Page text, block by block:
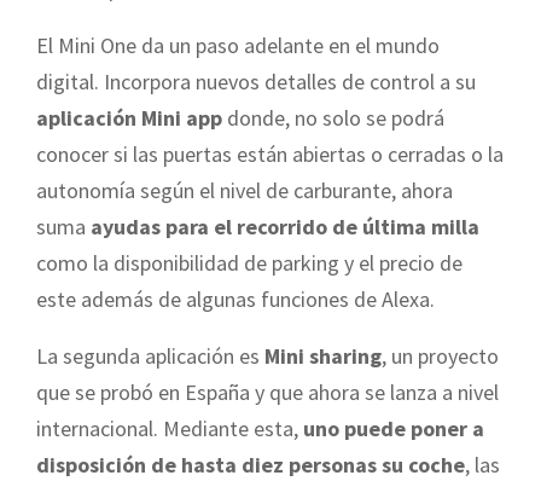
El Mini One da un paso adelante en el mundo
digital. Incorpora nuevos detalles de control a su
aplicación Mini app donde, no solo se podrá
conocer si las puertas están abiertas o cerradas o la
autonomía según el nivel de carburante, ahora
suma ayudas para el recorrido de última milla
como la disponibilidad de parking y el precio de
este además de algunas funciones de Alexa.
La segunda aplicación es Mini sharing, un proyecto
que se probó en España y que ahora se lanza a nivel
internacional. Mediante esta, uno puede poner a
disposición de hasta diez personas su coche, las